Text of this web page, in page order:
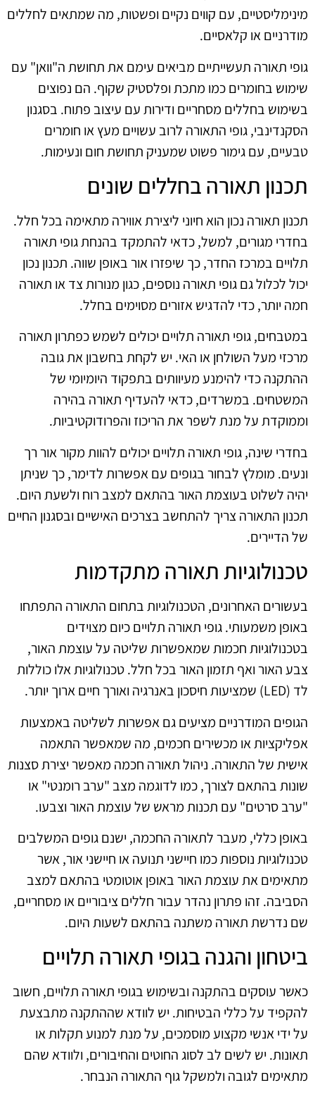
מינימליסטיים, עם קווים נקיים ופשטות, מה שמתאים לחללים
מודרניים או קלאסיים.
גופי תאורה תעשייתיים מביאים עימם את תחושת ה"וואן" עם
שימוש בחומרים כמו מתכת ופלסטיק שקוף. הם נפוצים
בשימוש בחללים מסחריים ודירות עם עיצוב פתוח. בסגנון
הסקנדינבי, גופי התאורה לרוב עשויים מעץ או חומרים
טבעיים, עם גימור פשוט שמעניק תחושת חום ונעימות.
תכנון תאורה בחללים שונים
תכנון תאורה נכון הוא חיוני ליצירת אווירה מתאימה בכל חלל.
בחדרי מגורים, למשל, כדאי להתמקד בהנחת גופי תאורה
תלויים במרכז החדר, כך שיפזרו אור באופן שווה. תכנון נכון
יכול לכלול גם גופי תאורה נוספים, כגון מנורות צד או תאורה
חמה יותר, כדי להדגיש אזורים מסוימים בחלל.
במטבחים, גופי תאורה תלויים יכולים לשמש כפתרון תאורה
מרכזי מעל השולחן או האי. יש לקחת בחשבון את גובה
ההתקנה כדי להימנע מעיוותים בתפקוד היומיומי של
המשטחים. במשרדים, כדאי להעדיף תאורה בהירה
וממוקדת על מנת לשפר את הריכוז והפרודוקטיביות.
בחדרי שינה, גופי תאורה תלויים יכולים להוות מקור אור רך
ונעים. מומלץ לבחור בגופים עם אפשרות לדימר, כך שניתן
יהיה לשלוט בעוצמת האור בהתאם למצב רוח ולשעת היום.
תכנון התאורה צריך להתחשב בצרכים האישיים ובסגנון החיים
של הדיירים.
טכנולוגיות תאורה מתקדמות
בעשורים האחרונים, הטכנולוגיות בתחום התאורה התפתחו
באופן משמעותי. גופי תאורה תלויים כיום מצוידים
בטכנולוגיות חכמות שמאפשרות שליטה על עוצמת האור,
צבע האור ואף תזמון האור בכל חלל. טכנולוגיות אלו כוללות
לד (LED) שמציעות חיסכון באנרגיה ואורך חיים ארוך יותר.
הגופים המודרניים מציעים גם אפשרות לשליטה באמצעות
אפליקציות או מכשירים חכמים, מה שמאפשר התאמה
אישית של התאורה. ניהול תאורה חכמה מאפשר יצירת סצנות
שונות בהתאם לצורך, כמו לדוגמה מצב "ערב רומנטי" או
"ערב סרטים" עם תכנות מראש של עוצמת האור וצבעו.
באופן כללי, מעבר לתאורה החכמה, ישנם גופים המשלבים
טכנולוגיות נוספות כמו חיישני תנועה או חיישני אור, אשר
מתאימים את עוצמת האור באופן אוטומטי בהתאם למצב
הסביבה. זהו פתרון נהדר עבור חללים ציבוריים או מסחריים,
שם נדרשת תאורה משתנה בהתאם לשעות היום.
ביטחון והגנה בגופי תאורה תלויים
כאשר עוסקים בהתקנה ובשימוש בגופי תאורה תלויים, חשוב
להקפיד על כללי הבטיחות. יש לוודא שההתקנה מתבצעת
על ידי אנשי מקצוע מוסמכים, על מנת למנוע תקלות או
תאונות. יש לשים לב לסוג החוטים והחיבורים, ולוודא שהם
מתאימים לגובה ולמשקל גוף התאורה הנבחר.